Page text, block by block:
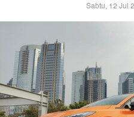
Sabtu, 12 Jul